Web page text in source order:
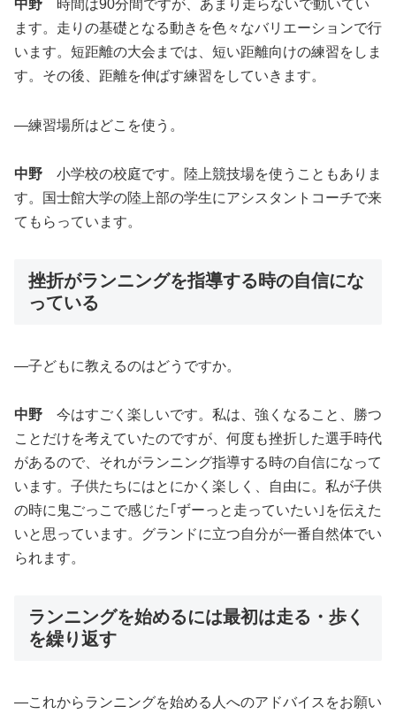
中野 時間は90分間ですが、あまり走らないで動いてい
ます。走りの基礎となる動きを色々なバリエーションで行
います。短距離の大会までは、短い距離向けの練習をしま
す。その後、距離を伸ばす練習をしていきます。
―練習場所はどこを使う。
中野 小学校の校庭です。陸上競技場を使うこともありま
す。国士館大学の陸上部の学生にアシスタントコーチで来
てもらっています。
挫折がランニングを指導する時の自信にな
っている
―子どもに教えるのはどうですか。
中野 今はすごく楽しいです。私は、強くなること、勝つ
ことだけを考えていたのですが、何度も挫折した選手時代
があるので、それがランニング指導する時の自信になって
います。子供たちにはとにかく楽しく、自由に。私が子供
の時に鬼ごっこで感じた｢ずーっと走っていたい｣を伝えた
いと思っています。グランドに立つ自分が一番自然体でい
られます。
ランニングを始めるには最初は走る・歩く
を繰り返す
―これからランニングを始める人へのアドバイスをお願い